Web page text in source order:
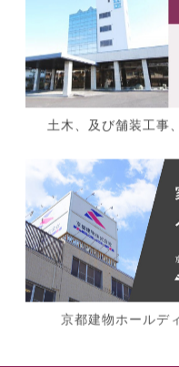
土木、及び舗装工事
京都建物ホールデ